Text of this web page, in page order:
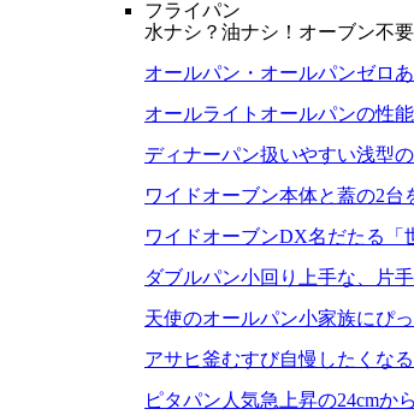
フライパン
水ナシ？油ナシ！オーブン不
オールパン・オールパンゼロ
オールライト オールパンの性
ディナーパン扱いやすい浅型
ワイドオーブン本体と蓋の2台
ワイドオーブンDX名だたる「
ダブルパン小回り上手な、片
天使のオールパン小家族にぴ
アサヒ釜むすび自慢したくな
ピタパン 人気急上昇の24cmか